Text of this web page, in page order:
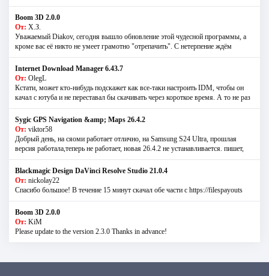
Boom 3D 2.0.0
От: Х.З.
Уважаемый Diakov, сегодня вышло обновление этой чудесной программы, а
кроме вас её никто не умеет грамотно "отрепачить". С нетерпение ждём
Internet Download Manager 6.43.7
От: OlegL
Кстати, может кто-нибудь подскажет как все-таки настроить IDM, чтобы он
качал с ютуба и не переставал бы скачивать через короткое время. А то не раз
Sygic GPS Navigation &amp; Maps 26.4.2
От: viktor58
Добрый день, на сяоми работает отлично, на Samsung S24 Ultra, прошлая
версия работала,теперь не работает, новая 26.4.2 не устанавливается. пишет,
Blackmagic Design DaVinci Resolve Studio 21.0.4
От: nickolay22
Спасибо большое! В течение 15 минут скачал обе части с https://filespayouts
Boom 3D 2.0.0
От: KiM
Please update to the version 2.3.0 Thanks in advance!